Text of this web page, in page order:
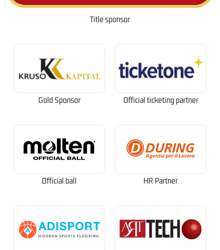
Title sponsor
Gold Sponsor Official ticketing partner
Official ball HR Partner